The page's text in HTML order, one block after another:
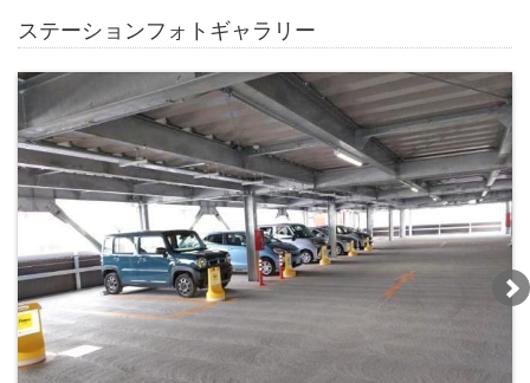
ステーションフォトギャラリー